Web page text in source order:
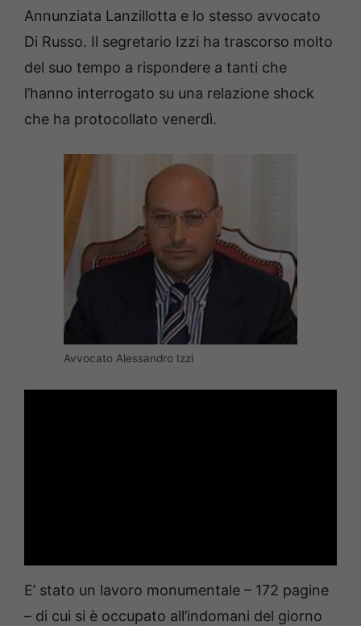
Annunziata Lanzillotta e lo stesso avvocato
Di Russo. Il segretario Izzi ha trascorso molto
del suo tempo a rispondere a tanti che
l’hanno interrogato su una relazione shock
che ha protocollato venerdì.
Avvocato Alessandro Izzi
E’ stato un lavoro monumentale – 172 pagine
– di cui si è occupato all’indomani del giorno